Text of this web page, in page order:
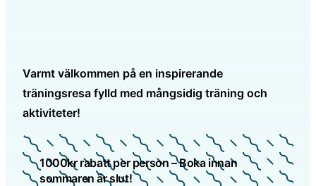
Varmt välkommen på en inspirerande
träningsresa fylld med mångsidig träning och
aktiviteter!
1000kr rabatt per person – Boka innan
sommaren är slut!